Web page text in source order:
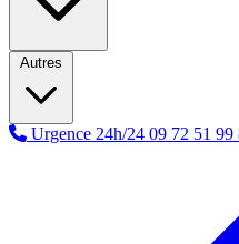
Autres
Urgence 24h/24 09 72 51 99